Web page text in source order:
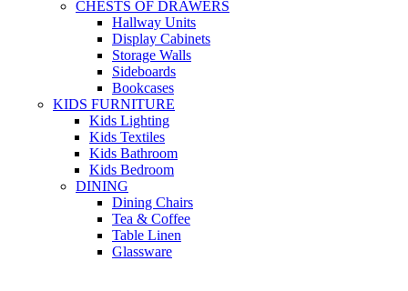
CHESTS OF DRAWERS
Hallway Units
Display Cabinets
Storage Walls
Sideboards
Bookcases
KIDS FURNITURE
Kids Lighting
Kids Textiles
Kids Bathroom
Kids Bedroom
DINING
Dining Chairs
Tea & Coffee
Table Linen
Glassware